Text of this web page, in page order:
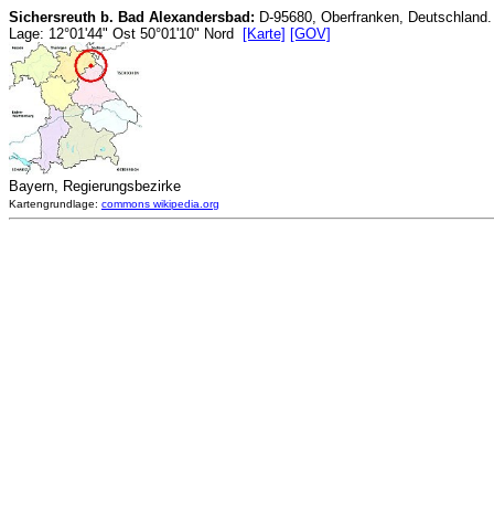
Sichersreuth b. Bad Alexandersbad: D-95680, Oberfranken, Deutschland.
Lage: 12°01'44" Ost 50°01'10" Nord
[Karte] [GOV]
Bayern, Regierungsbezirke
Kartengrundlage: commons wikipedia.org